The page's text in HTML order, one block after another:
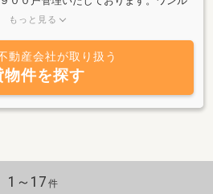
一戸建てに至る幅広いラインナップで
屋探しはフロンティアにぜひおまかせ
もっと見る
動産会社が取り扱う
物件を探す
1～17 件